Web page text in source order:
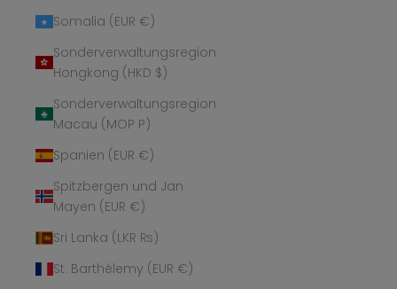
Somalia (EUR €)
Sonderverwaltungsregion
Hongkong (HKD $)
Sonderverwaltungsregion
Macau (MOP P)
Spanien (EUR €)
Spitzbergen und Jan
Mayen (EUR €)
Sri Lanka (LKR ₨)
St. Barthélemy (EUR €)